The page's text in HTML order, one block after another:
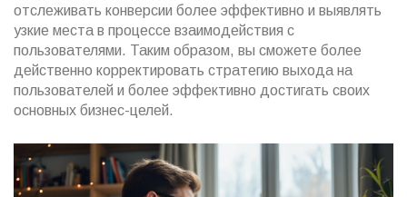
отслеживать конверсии более эффективно и выявлять
узкие места в процессе взаимодействия с
пользователями. Таким образом, вы сможете более
действенно корректировать стратегию выхода на
пользователей и более эффективно достигать своих
основных бизнес-целей.